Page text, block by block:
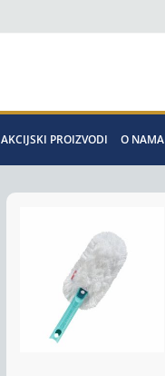
AKCIJSKI PROIZVODI O NAMA